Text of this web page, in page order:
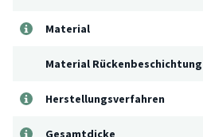
Material
Material Rückenbeschichtung
Herstellungsverfahren
Gesamtdicke